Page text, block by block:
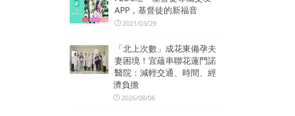
APP，基督徒的新福音
2021/03/29
「北上次數」成花東備孕夫
妻困境！宜蘊串聯花蓮門諾
醫院：減輕交通、時間、經
濟負擔
2026/08/06